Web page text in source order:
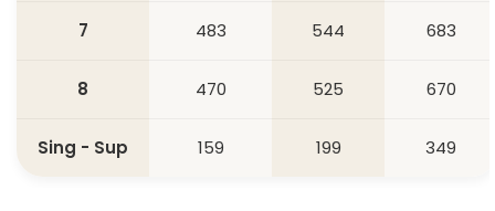
7 483 544 683
8 470 525 670
Sing - Sup 159 199 349